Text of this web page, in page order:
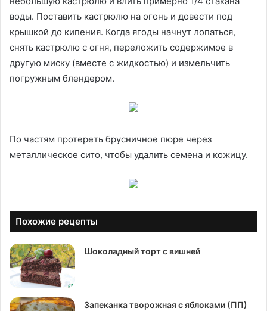
воды. Поставить кастрюлю на огонь и довести под
крышкой до кипения. Когда ягоды начнут лопаться,
снять кастрюлю с огня, переложить содержимое в
другую миску (вместе с жидкостью) и измельчить
погружным блендером.
По частям протереть брусничное пюре через
металлическое сито, чтобы удалить семена и кожицу.
Похожие рецепты
Шоколадный торт с вишней
Запеканка творожная с яблоками (ПП)